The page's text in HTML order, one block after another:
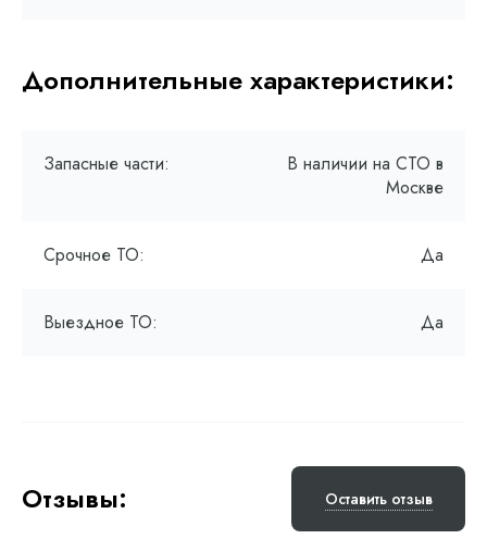
Дополнительные характеристики:
Запасные части:
В наличии на СТО в
Москве
Срочное ТО: Да
Выездное ТО: Да
Отзывы: Оставить отзыв